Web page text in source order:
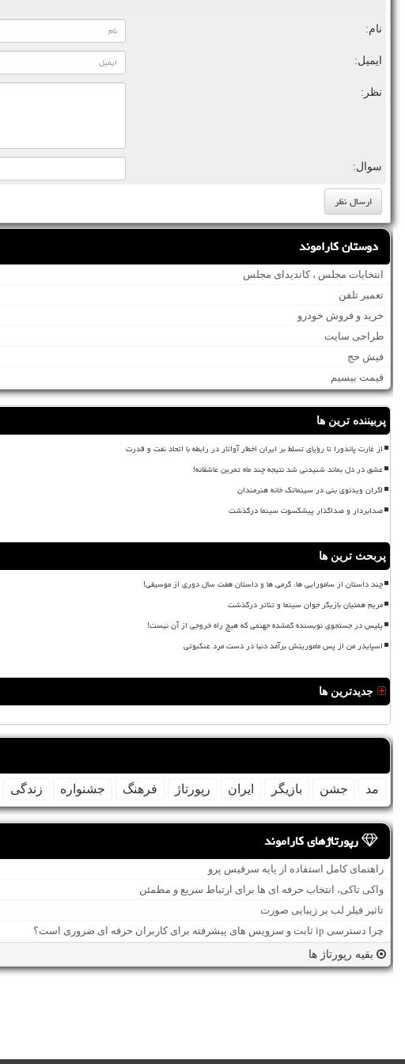
نام:
ایمیل:
نظر:
سوال:
دوستان کاراموند
انتخابات مجلس ، کاندیدای مجلس
تعمیر تلفن
خرید و فروش خودرو
طراحی سایت
فیش حج
قیمت بیسیم
پربیننده ترین ها
از غارت پاندورا تا رؤیای تسلط بر ایران اخطار آواتار در رابطه با اتحاد نفت و قدرت
عشق در دل بماند شنیدنی شد نتیجه چند ماه تمرین عاشقانه!
اکران ویدئوی بنی در سینماتک خانه هنرمندان
صدابردار و صداگذار پیشکسوت سینما درگذشت
پربحث ترین ها
چند داستان از سامورایی ها، گرمی ها و داستان هفت سال دوری از موسیقی!
مریم همتیان بازیگر جوان سینما و تئاتر درگذشت
پلیس در جستجوی نویسنده گمشده جهنمی که هیچ راه خروجی از آن نیست!
اسپایدر من از پس ماموریتش برآمد دنیا در دست مرد عنکبوتی
جدیدترین ها
مد جشن بازیگر ایران رپورتاژ فرهنگ جشنواره زندگی
رپورتاژهای کاراموند
راهنمای کامل استفاده از پایه سرفیس پرو
واکی تاکی، انتخاب حرفه ای ها برای ارتباط سریع و مطمئن
تاثیر فیلر لب بر زیبایی صورت
چرا دسترسی ip ثابت و سرویس های پیشرفته برای کاربران حرفه ای ضروری است؟
بقیه رپورتاژ ها